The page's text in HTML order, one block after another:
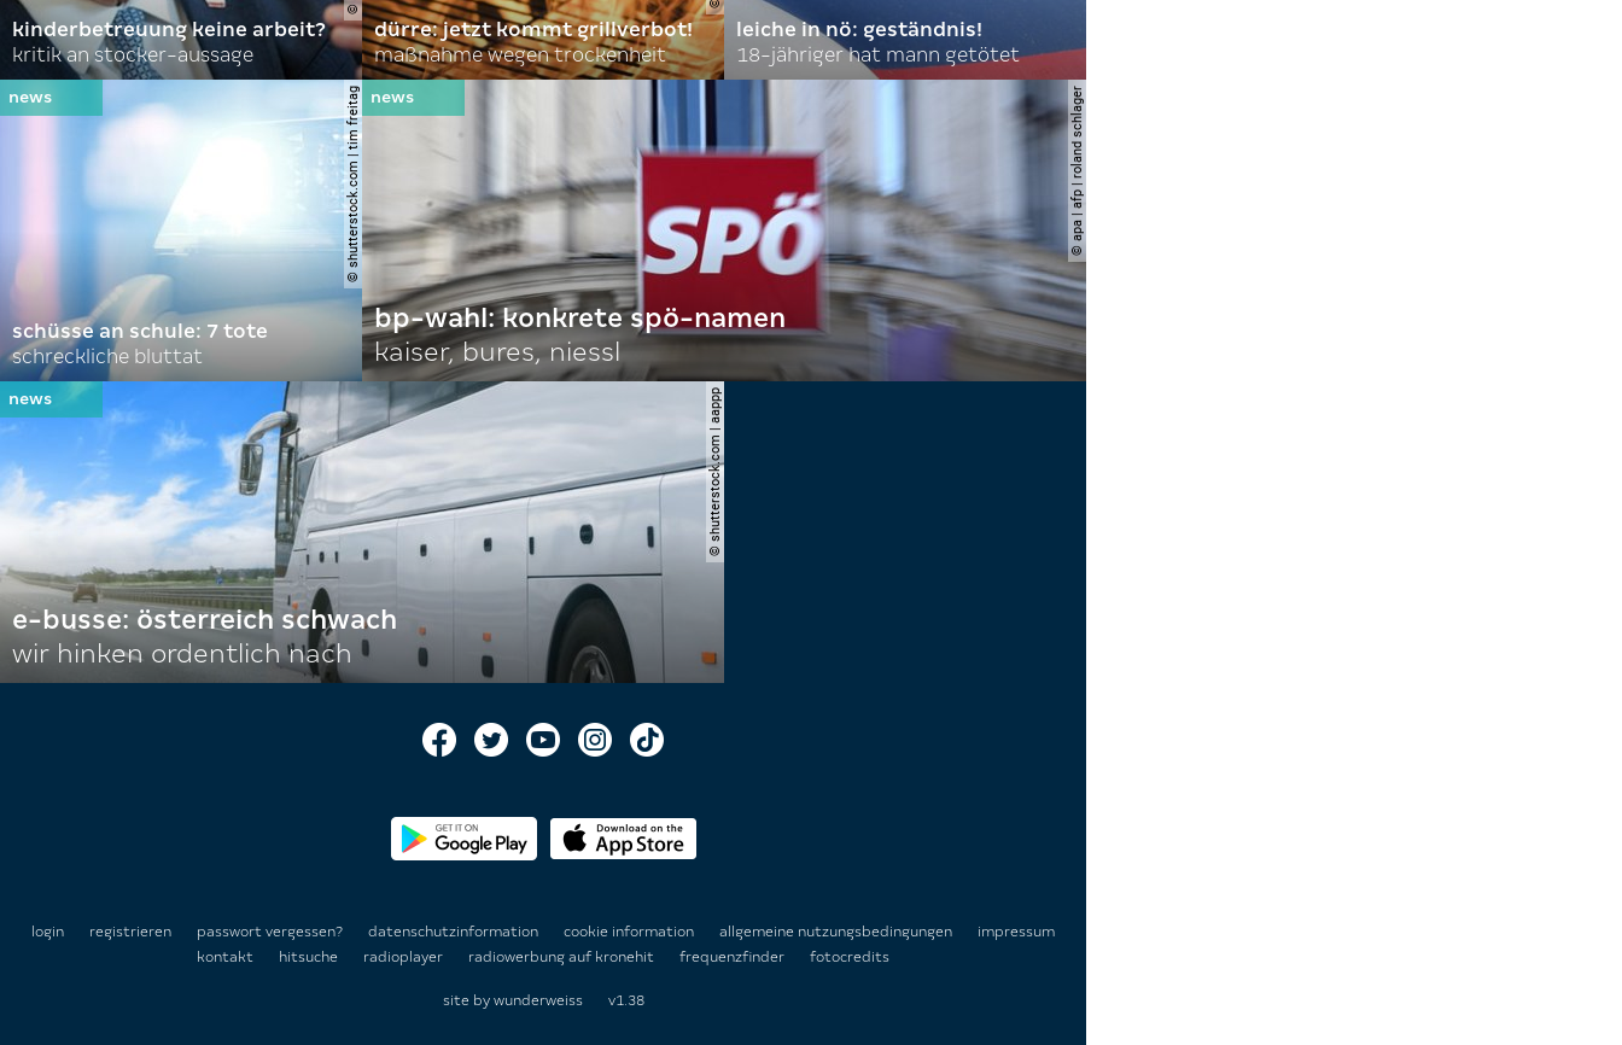
kinderbetreuung keine arbeit?
kritik an stocker-aussage
dürre: jetzt kommt grillverbot!
maßnahme wegen trockenheit
leiche in nö: geständnis!
18-jähriger hat mann getötet
© shutterstock.com | tim freitag
schüsse an schule: 7 tote
schreckliche bluttat
© apa | afp | roland schlager
bp-wahl: konkrete spö-namen
kaiser, bures, niessl
© shutterstock.com | aappp
e-busse: österreich schwach
wir hinken ordentlich nach
login registrieren passwort vergessen? datenschutzinformation cookie information allgemeine nutzungsbedingungen
impressum
kontakt
hitsuche radioplayer radiowerbung auf kronehit frequenzfinder fotocredits
site by wunderweiss v1.38